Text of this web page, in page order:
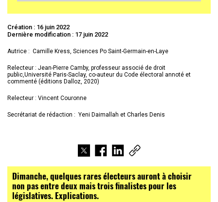
Création : 16 juin 2022
Dernière modification : 17 juin 2022
Autrice : Camille Kress, Sciences Po Saint-Germain-en-Laye
Relecteur : Jean-Pierre Camby, professeur associé de droit
public,Université Paris-Saclay, co-auteur du Code électoral annoté et
commenté (éditions Dalloz, 2020)
Relecteur : Vincent Couronne
Secrétariat de rédaction : Yeni Daimallah et Charles Denis
Dimanche, quelques rares électeurs auront à choisir
non pas entre deux mais trois finalistes pour les
législatives. Explications.